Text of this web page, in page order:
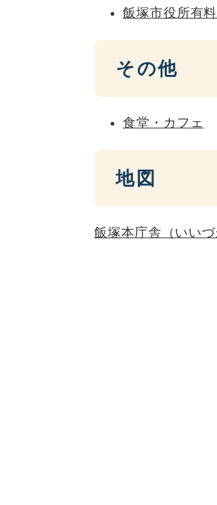
飯塚市役所有
その他
食堂・カフェ
地図
飯塚本庁舎（いい